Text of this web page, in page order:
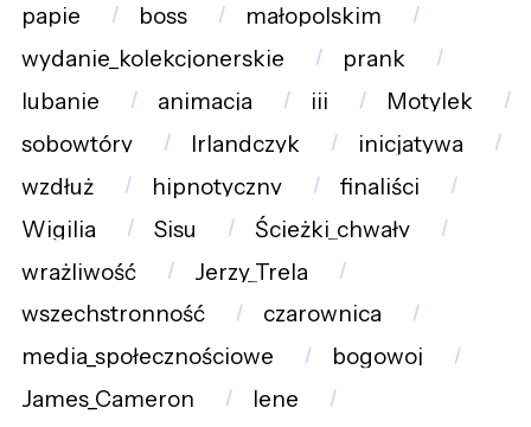
papie
boss
małopolskim
wydanie_kolekcjonerskie
prank
lubanie
animacja iii
Motylek
sobowtóry
Irlandczyk
inicjatywa
wzdłuż
hipnotyczny
finaliści
Wigilia
Sisu
Ścieżki_chwały
wrażliwość
Jerzy_Trela
wszechstronność
czarownica
media_społecznościowe
bogowoj
James_Cameron
lene